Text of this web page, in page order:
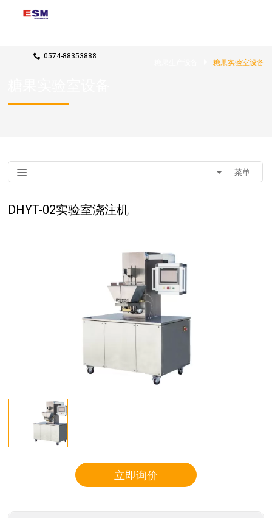
联系我们
0574-88353888
糖果实验室设备
菜单
DHYT-02实验室浇注机
立即询价